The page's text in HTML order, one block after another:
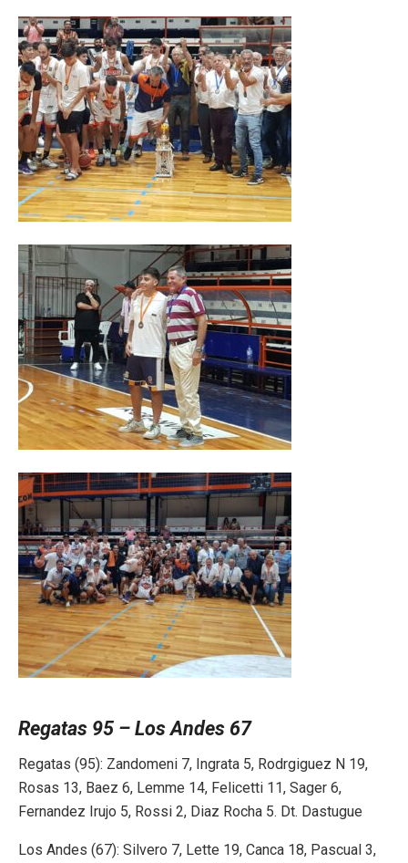
Regatas 95 – Los Andes 67
Regatas (95): Zandomeni 7, Ingrata 5, Rodrgiguez N 19,
Rosas 13, Baez 6, Lemme 14, Felicetti 11, Sager 6,
Fernandez Irujo 5, Rossi 2, Diaz Rocha 5. Dt. Dastugue
Los Andes (67): Silvero 7, Lette 19, Canca 18, Pascual 3,